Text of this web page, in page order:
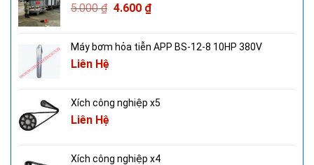
5.000₫ 4.600 ₫
Máy bơm hỏa tiễn APP BS-12-8 10HP 380V
Liên Hệ
Xích công nghiệp x5
Liên Hệ
Xích công nghiệp x4